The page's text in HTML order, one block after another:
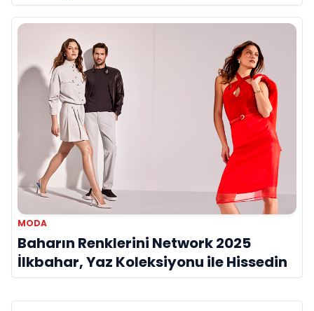
MODA
Baharın Renklerini Network 2025
İlkbahar, Yaz Koleksiyonu ile Hissedin